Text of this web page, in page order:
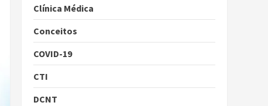
Clínica Médica
Conceitos
COVID-19
CTI
DCNT